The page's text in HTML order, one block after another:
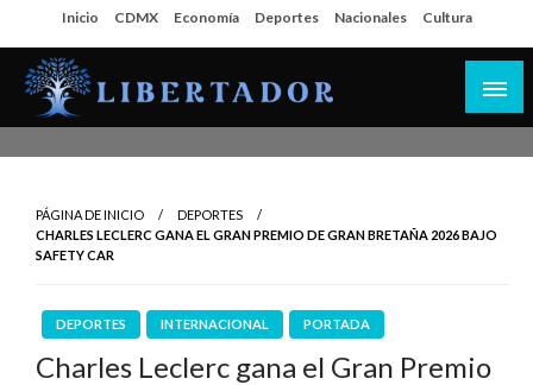
al
contenido
Inicio CDMX Economía Deportes Nacionales Cultura
PÁGINA DE INICIO
DEPORTES
CHARLES LECLERC GANA EL GRAN PREMIO DE GRAN BRETAÑA 2026 BAJO
SAFETY CAR
DEPORTES INTERNACIONAL PORTADA
Charles Leclerc gana el Gran Premio